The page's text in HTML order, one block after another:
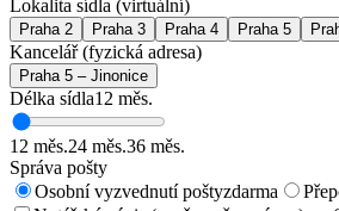
Lokalita sídla (virtuální)
Praha 2 Praha 3 Praha 4 Praha 5
Kancelář (fyzická adresa)
Praha 5 – Jinonice
Délka sídla12 měs.
12 měs.24 měs.36 měs.
Správa pošty
Osobní vyzvednutí poštyzdarma